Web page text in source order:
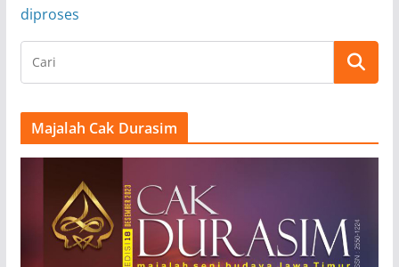
diproses
Majalah Cak Durasim